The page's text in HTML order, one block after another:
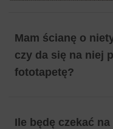
Mam ścianę o
czy da się na niej
fototapetę?
Ile będę czekać